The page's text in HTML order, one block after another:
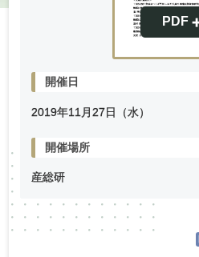
開催日
2019年11 月27日（水）
開催場所
産総研